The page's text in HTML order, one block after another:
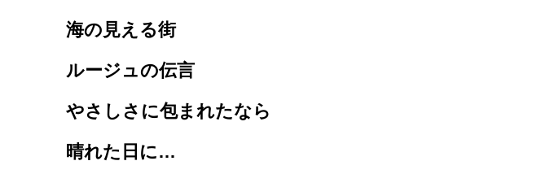
海の見える街
ルージュの伝言
やさしさに包まれたなら
晴れた日に…